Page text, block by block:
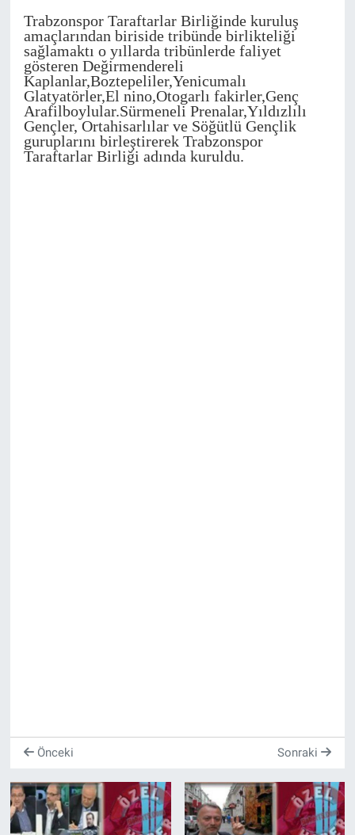
Trabzonspor Taraftarlar Birliğinde kuruluş
amaçlarından biriside tribünde birlikteliği
sağlamaktı o yıllarda tribünlerde faliyet
gösteren Değirmendereli
Kaplanlar,Boztepeliler,Yenicumalı
Glatyatörler,El nino,Otogarlı fakirler,Genç
Arafilboylular.Sürmeneli Prenalar,Yıldızlılı
Gençler, Ortahisarlılar ve Söğütlü Gençlik
guruplarını birleştirerek Trabzonspor
Taraftarlar Birliği adında kuruldu.
Önceki Sonraki